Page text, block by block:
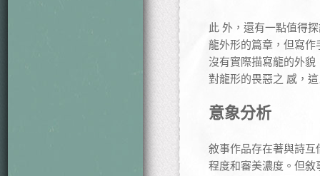
此 外，還有一點值得
龍外形的篇章，但寫
沒有實際描寫龍的外
對龍形的畏惡之 感，
意象分析
敘事作品存在著與詩
程度和審美濃度。但